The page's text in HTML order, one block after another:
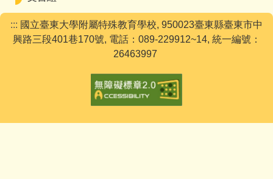
::: 國立臺東大學附屬特殊教育學校, 950023臺東縣臺東市中
興路三段401巷170號, 電話：089-229912~14, 統一編號：
26463997